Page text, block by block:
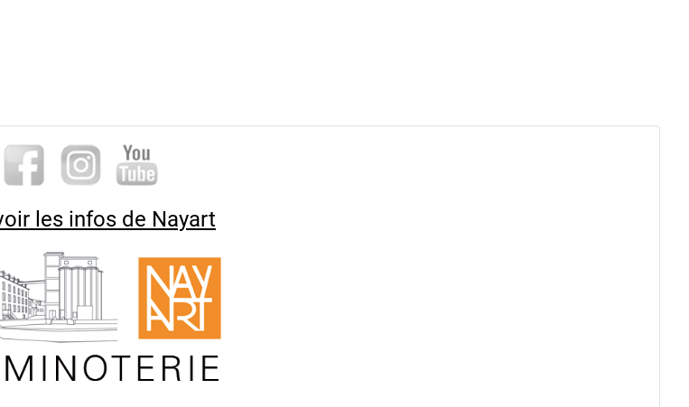
les infos de Nayart